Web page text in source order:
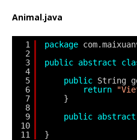
Animal.java
1
2
3
4
5
6
7
8
9
10
11
package
public abstract
public String
return
}
public abstract
}